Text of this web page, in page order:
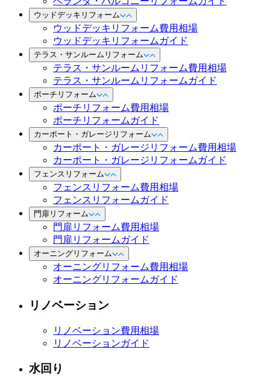
ウッドデッキリフォーム
ウッドデッキリフォーム費用相場
ウッドデッキリフォームガイド
テラス・サンルームリフォーム
テラス・サンルームリフォーム費用相場
テラス・サンルームリフォームガイド
ポーチリフォーム
ポーチリフォーム費用相場
ポーチリフォームガイド
カーポート・ガレージリフォーム
カーポート・ガレージリフォーム費用相場
カーポート・ガレージリフォームガイド
フェンスリフォーム
フェンスリフォーム費用相場
フェンスリフォームガイド
門扉リフォーム
門扉リフォーム費用相場
門扉リフォームガイド
オーニングリフォーム
オーニングリフォーム費用相場
オーニングリフォームガイド
リノベーション
リノベーション費用相場
リノベーションガイド
水回り